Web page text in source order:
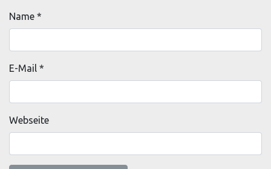
Name *
E-Mail *
Webseite